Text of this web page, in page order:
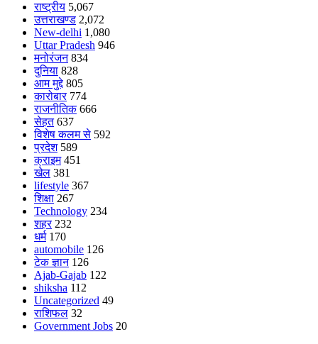
राष्ट्रीय 5,067
उत्तराखण्ड 2,072
New-delhi 1,080
Uttar Pradesh 946
मनोरंजन 834
दुनिया 828
आम मुद्दे 805
कारोबार 774
राजनीतिक 666
सेहत 637
विशेष कलम से 592
प्रदेश 589
क्राइम 451
खेल 381
lifestyle 367
शिक्षा 267
Technology 234
शहर 232
धर्म 170
automobile 126
टेक ज्ञान 126
Ajab-Gajab 122
shiksha 112
Uncategorized 49
राशिफल 32
Government Jobs 20